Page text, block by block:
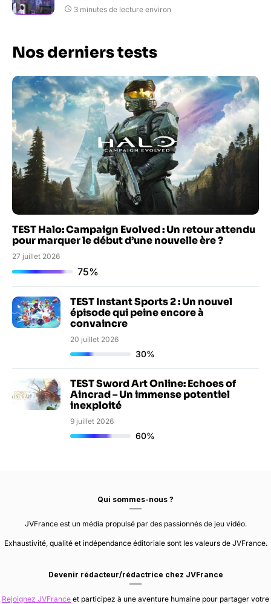
3 minutes de lecture environ
Nos derniers tests
TEST Halo: Campaign Evolved : Un retour attendu
pour marquer le début d’une nouvelle ère ?
27 juillet 2026
75%
TEST Instant Sports 2 : Un nouvel
épisode qui peine encore à
convaincre
20 juillet 2026
30%
TEST Sword Art Online: Echoes of
Aincrad – Un immense potentiel
inexploité
9 juillet 2026
60%
Qui sommes-nous ?
JVFrance est un média propulsé par des passionnés de jeu vidéo.
Exhaustivité, qualité et indépendance éditoriale sont les valeurs de JVFrance.
Devenir rédacteur/rédactrice chez JVFrance
Rejoignez JVFrance et participez à une aventure humaine pour partager votre